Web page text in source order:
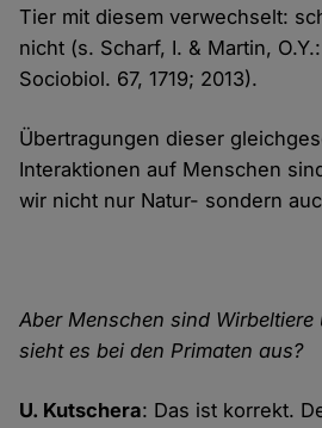
Tier mit diesem verwechselt:
nicht (s. Scharf, I. & Martin,
Sociobiol. 67, 1719; 2013).
Übertragungen dieser
Interaktionen auf Menschen
wir nicht nur Natur- sondern
Aber Menschen sind Wirbeltiere
sieht es bei den Primaten aus?
U. Kutschera: Das ist korrekt.